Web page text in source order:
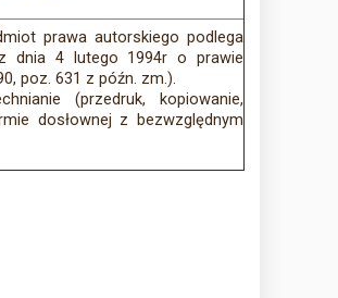
prawa autorskiego podlega
dnia 4 lutego 1994r o prawie
poz. 631 z późn. zm.).
(przedruk, kopiowanie,
dosłownej z bezwzględnym